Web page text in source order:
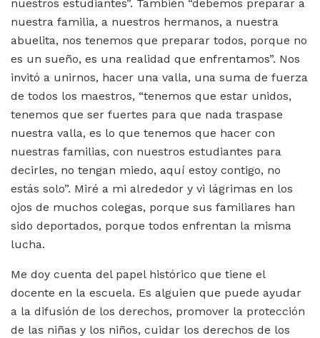
nuestros estudiantes”. También “debemos preparar a
nuestra familia, a nuestros hermanos, a nuestra
abuelita, nos tenemos que preparar todos, porque no
es un sueño, es una realidad que enfrentamos”. Nos
invitó a unirnos, hacer una valla, una suma de fuerza
de todos los maestros, “tenemos que estar unidos,
tenemos que ser fuertes para que nada traspase
nuestra valla, es lo que tenemos que hacer con
nuestras familias, con nuestros estudiantes para
decirles, no tengan miedo, aquí estoy contigo, no
estás solo”. Miré a mi alrededor y vi lágrimas en los
ojos de muchos colegas, porque sus familiares han
sido deportados, porque todos enfrentan la misma
lucha.
Me doy cuenta del papel histórico que tiene el
docente en la escuela. Es alguien que puede ayudar
a la difusión de los derechos, promover la protección
de las niñas y los niños, cuidar los derechos de los